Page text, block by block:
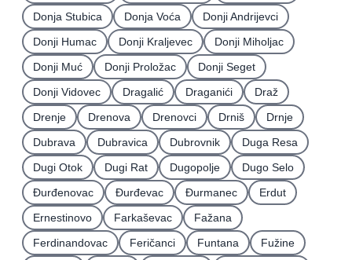
Donja Stubica
Donja Voća
Donji Andrijevci
Donji Humac
Donji Kraljevec
Donji Miholjac
Donji Muć
Donji Proložac
Donji Seget
Donji Vidovec
Dragalić Draganići
Draž
Drenje
Drenova Drenovci Drniš
Drnje
Dubrava
Dubravica Dubrovnik
Duga Resa
Dugi Otok
Dugi Rat Dugopolje
Dugo Selo
Ðurđenovac
Ðurđevac Ðurmanec
Erdut
Ernestinovo
Farkaševac
Fažana
Ferdinandovac
Feričanci Funtana
Fužine